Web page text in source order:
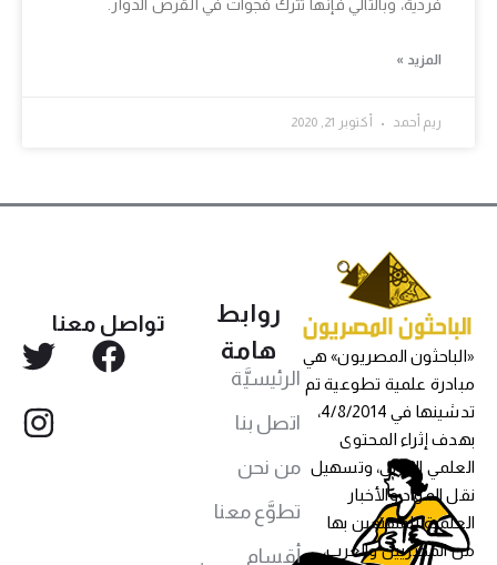
فردية، وبالتالي فإنها تترك فجوات في القرص الدوار.
المزيد »
ريم أحمد أكتوبر 21, 2020
«الباحثون المصريون» هي
مبادرة علمية تطوعية تم
تدشينها في 4/8/2014،
بهدف إثراء المحتوى
العلمي العربي، وتسهيل
نقل المواد والأخبار
العلمية للمهتمين بها
من المصريين والعرب،
روابط
هامة
الرئيسيَّة
اتصل بنا
من نحن
تطوَّع معنا
أقسام
تواصل معنا